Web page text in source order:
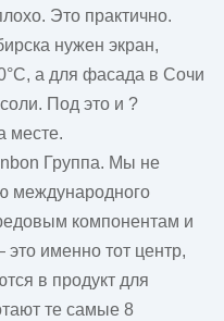
Это практично.
нужен экран,
а для фасада в Сочи
Под это и ?
месте.
Группа. Мы не
международного
компонентам и
именно тот центр,
в продукт для
те самые 8